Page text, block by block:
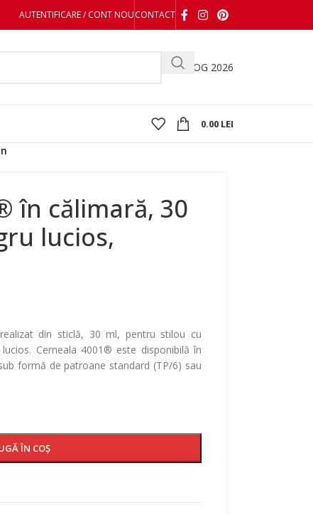
AUTENTIFICARE / CONT NOUCONTACT
CATALOG 2026
0.00 LEI
în călimară, 30
lucios,
din sticlă, 30 ml, pentru stilou cu
Cerneala 4001® este disponibilă în
formă de patroane standard (TP/6) sau
ÎN COȘ